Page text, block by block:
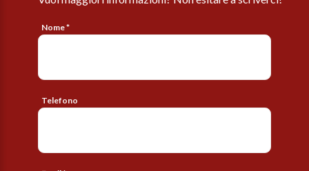
Nome *
Telefono